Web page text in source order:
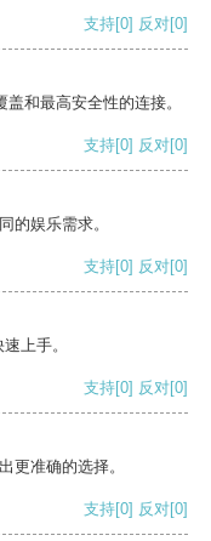
支持[0] 反对[0]
和最高安全性的连接。
支持[0] 反对[0]
的娱乐需求。
支持[0] 反对[0]
上手。
支持[0] 反对[0]
更准确的选择。
支持[0] 反对[0]